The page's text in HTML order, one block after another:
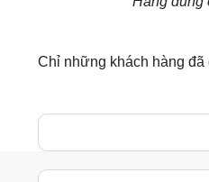
sao
Chỉ những khách hàng đã